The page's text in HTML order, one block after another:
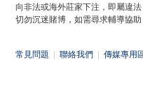
向非法或海外莊家下注，即屬違法
切勿沉迷賭博，如需尋求輔導協
常見問題 聯絡我們 傳媒專用